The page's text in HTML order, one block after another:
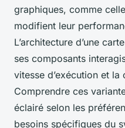
graphiques, comme
modifient leur
L’architecture d’une
ses composants
vitesse d’exécution et
Comprendre ces
éclairé selon les
besoins spécifiques du